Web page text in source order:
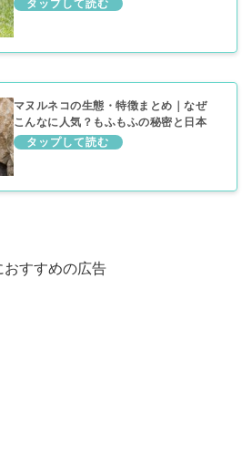
マヌルネコの生態・特徴まとめ｜なぜ
こんなに人気？もふもふの秘密と日本
で会える動物園
おすすめの広告